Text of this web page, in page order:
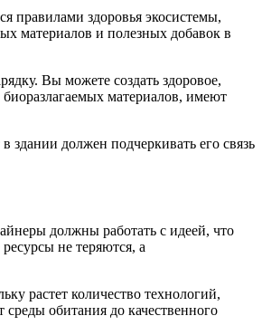
правилами здоровья экосистемы,
материалов и полезных добавок в
Вы можете создать здоровое,
материалов, имеют
здании должен подчеркивать его связь
должны работать с идеей, что
не теряются, а
растет количество технологий,
обитания до качественного